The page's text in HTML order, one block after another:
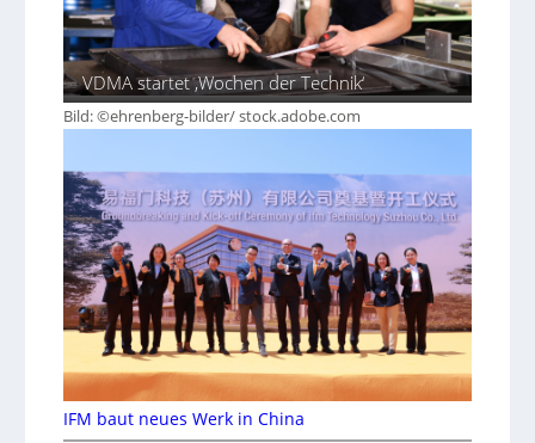
VDMA startet ‚Wochen der Technik‘
Bild: ©ehrenberg-bilder/ stock.adobe.com
IFM baut neues Werk in China